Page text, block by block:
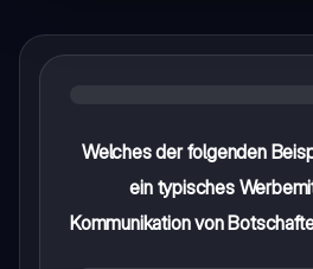
Welches der folgenden
ein typisches
Kommunikation von